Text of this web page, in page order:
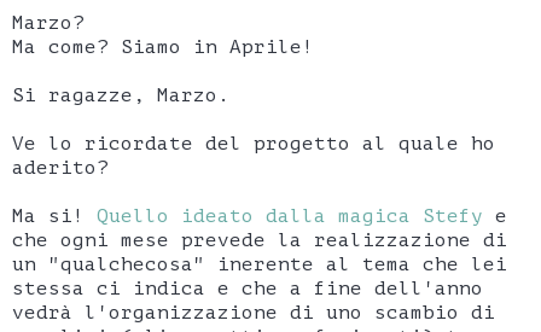
Marzo?
Ma come? Siamo in Aprile!
Si ragazze, Marzo.
Ve lo ricordate del progetto al quale ho
aderito?
Ma si! Quello ideato dalla magica Stefy e
che ogni mese prevede la realizzazione di
un "qualchecosa" inerente al tema che lei
stessa ci indica e che a fine dell'anno
vedrà l'organizzazione di uno scambio di